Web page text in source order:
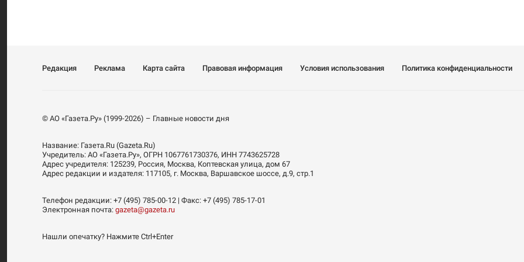
Редакция Реклама Карта сайта Правовая информация Условия использования Политика конфиденциальности
© АО «Газета.Ру» (1999-2026) – Главные новости дня
Название: Газета.Ru (Gazeta.Ru)
Учредитель: АО «Газета.Ру», ОГРН 1067761730376, ИНН 7743625728
Адрес учредителя: 125239, Россия, Москва, Коптевская улица, дом 67
Адрес редакции и издателя: 117105, г. Москва, Варшавское шоссе, д.9, стр.1
Телефон редакции: +7 (495) 785-00-12 | Факс: +7 (495) 785-17-01
Электронная почта: gazeta@gazeta.ru
Нашли опечатку? Нажмите Ctrl+Enter